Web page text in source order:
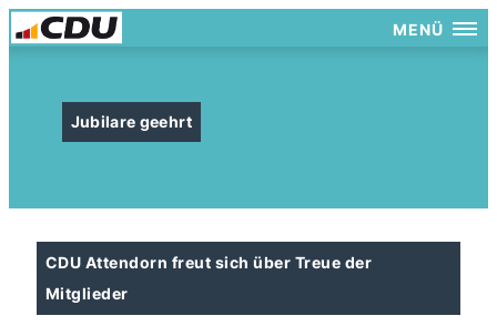
MENÜ
Jubilare geehrt
CDU Attendorn freut sich über Treue der
Mitglieder